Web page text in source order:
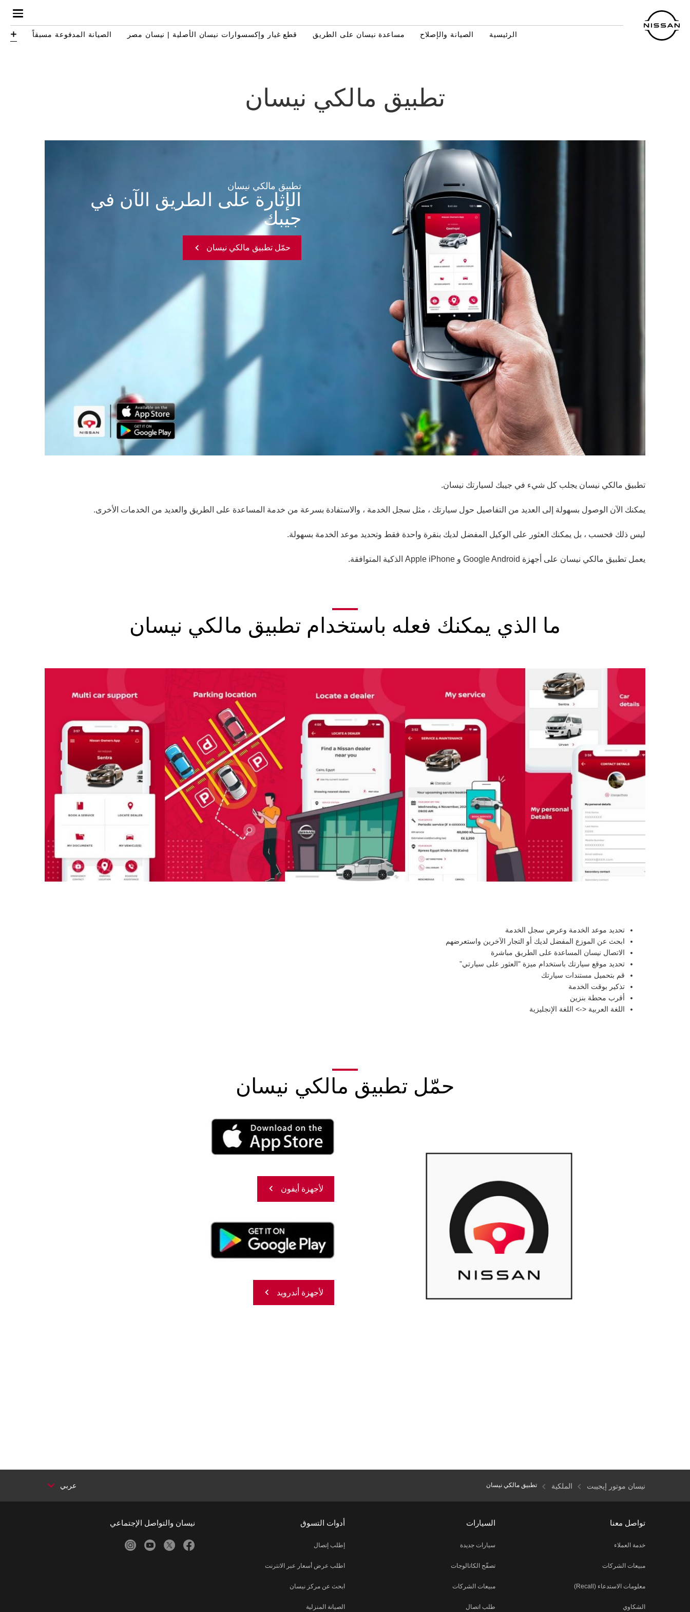
المحتوى
الرئيسية الصيانة والإصلاح مساعدة نيسان على الطريق قطع غيار وإكسسوارات نيسان الأصلية | نيسان مصر الصيانة المدفوعة مسبقاً
تطبيق مالكي نيسان
الإثارة على الطريق الآن في
جيبك
تطبيق مالكي نيسان
حمّل تطبيق مالكي نيسان
تطبيق مالكي نيسان يجلب كل شيء في جيبك لسيارتك نيسان.
يمكنك الآن الوصول بسهولة إلى العديد من التفاصيل حول سيارتك ، مثل سجل الخدمة ، والاستفادة بسرعة من خدمة المساعدة على الطريق والعديد من الخدمات الأخرى.
ليس ذلك فحسب ، بل يمكنك العثور على الوكيل المفضل لديك بنقرة واحدة فقط وتحديد موعد الخدمة بسهولة.
يعمل تطبيق مالكي نيسان على أجهزة Google Android و Apple iPhone الذكية المتوافقة.
ما الذي يمكنك فعله باستخدام تطبيق مالكي نيسان
تحديد موعد الخدمة وعرض سجل الخدمة
ابحث عن الموزع المفضل لديك أو التجار الآخرين واستعرضهم
الاتصال نيسان المساعدة على الطريق مباشرة
تحديد موقع سيارتك باستخدام ميزة "العثور على سيارتي”
قم بتحميل مستندات سيارتك
تذكير بوقت الخدمة
أقرب محطة بنزين
اللغة العربية <-> اللغة الإنجليزية
حمّل تطبيق مالكي نيسان
لأجهزة أيفون
لأجهزة أندرويد
نيسان موتور إيجيبت الملكية تطبيق مالكي نيسان عربي
تواصل معنا
خدمة العملاء
مبيعات الشركات
معلومات الاستدعاء (Recall)
الشكاوي
السيارات
سيارات جديدة
تصفّح الكاتالوجات
مبيعات الشركات
طلب اتصال
أدوات التسوق
إطلب إتصال
اطلب عرض أسعار عبر الانترنت
ابحث عن مركز نيسان
الصيانة المنزلية
نيسان والتواصل الإجتماعي
facebook
twitter
youtube